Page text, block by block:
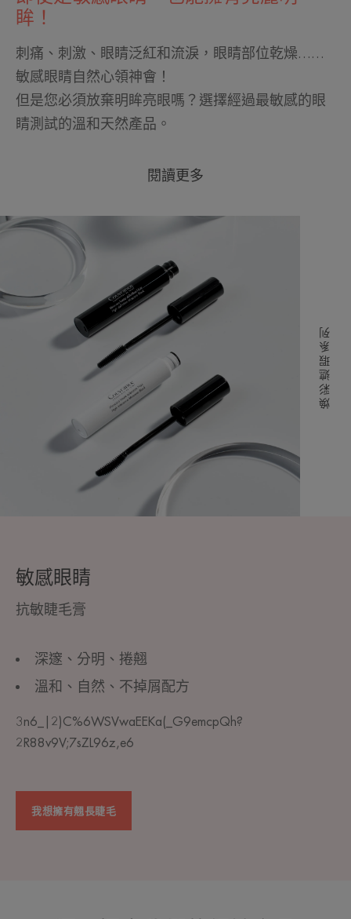
眸！
刺痛、刺激、眼睛泛紅和流淚，眼睛部位乾燥……
敏感眼睛自然心領神會！
但是您必須放棄明眸亮眼嗎？選擇經過最敏感的眼
睛測試的溫和天然產品。
閱讀更多
敏感眼睛
抗敏睫毛膏
深邃、分明、捲翹
溫和、自然、不掉屑配方
3n6_|2)C%6WSVwaEEKa(_G9emcpQh?
2R88v9V;7sZL96z,e6
我想擁有翹長睫毛
煥彩遮瑕系列